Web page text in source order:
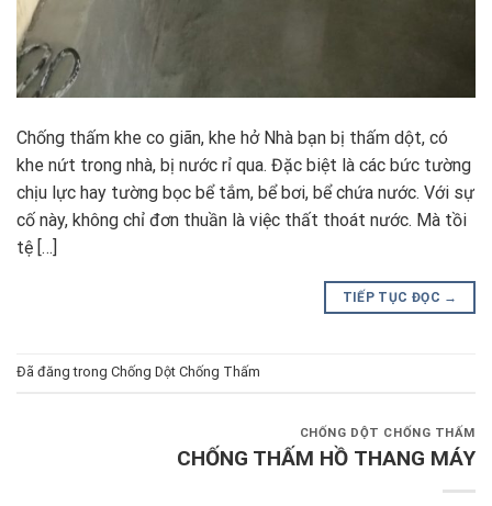
Chống thấm khe co giãn, khe hở Nhà bạn bị thấm dột, có
khe nứt trong nhà, bị nước rỉ qua. Đặc biệt là các bức tường
chịu lực hay tường bọc bể tắm, bể bơi, bể chứa nước. Với sự
cố này, không chỉ đơn thuần là việc thất thoát nước. Mà tồi
tệ […]
TIẾP TỤC ĐỌC →
Đã đăng trong Chống Dột Chống Thấm
CHỐNG DỘT CHỐNG THẤM
CHỐNG THẤM HỒ THANG MÁY